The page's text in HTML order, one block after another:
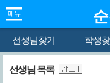
선생님찾기 학생찾
선생님 목록